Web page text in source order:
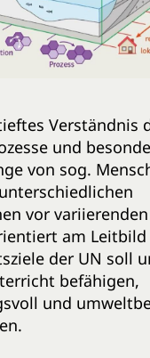
Verständnis
und
von sog.
vor
am Leitbild
der UN soll
befähigen,
und